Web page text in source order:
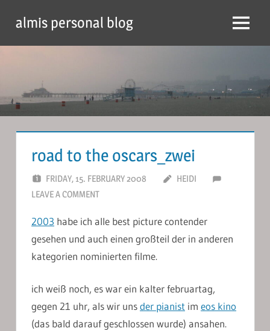
content
almis personal blog Menu
road to the oscars_zwei
FRIDAY, 15. FEBRUARY 2008
HEIDI
LEAVE A COMMENT
2003 habe ich alle best picture contender
gesehen und auch einen großteil der in anderen
kategorien nominierten filme.
ich weiß noch, es war ein kalter februartag,
gegen 21 uhr, als wir unsder pianist im eos kino
(das bald darauf geschlossen wurde) ansahen.